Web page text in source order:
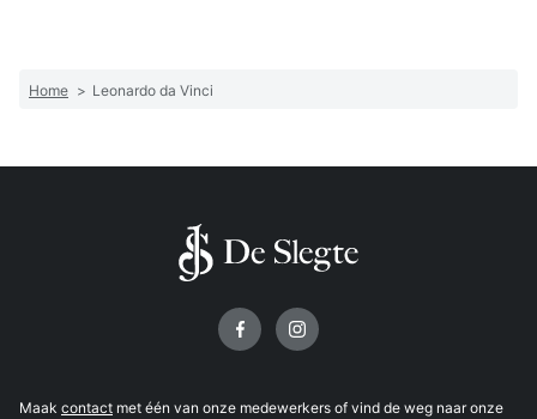
Home > Leonardo da Vinci
Maak contact met één van onze medewerkers of vind de weg naar onze